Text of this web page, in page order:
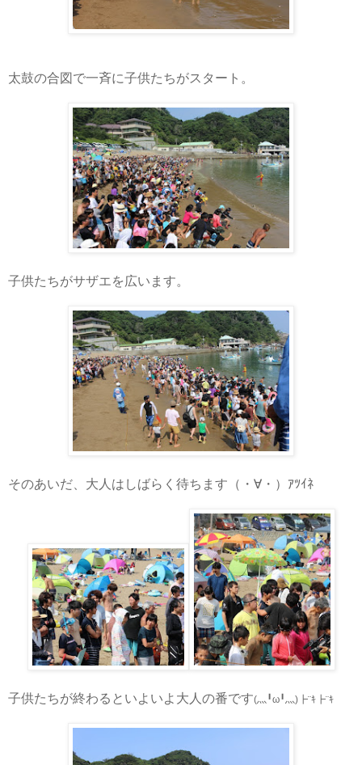
太鼓の合図で一斉に子供たちがスタート。
子供たちがサザエを広います。
そのあいだ、大人はしばらく待ちます（・∀・）ｱﾂｲﾈ
子供たちが終わるといよいよ大人の番です(灬 ╹ω╹ 灬) ┣¨ｷ ┣¨ｷ